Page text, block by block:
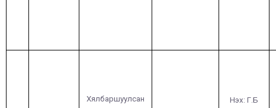
Хялбаршуулсан
Нэх: Г.Б